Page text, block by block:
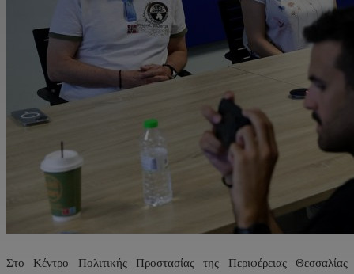
Στο Κέντρο Πολιτικής Προστασίας της Περιφέρειας Θεσσαλίας